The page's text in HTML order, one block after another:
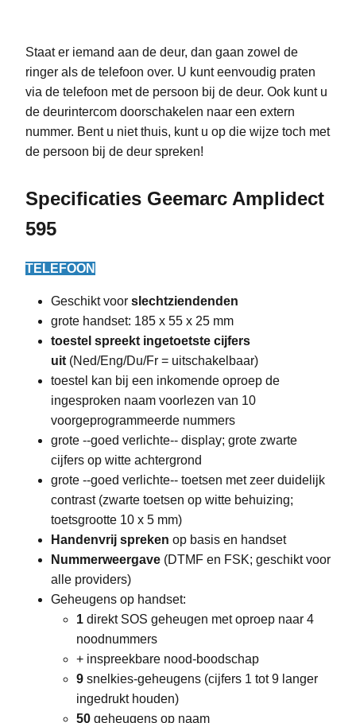
Staat er iemand aan de deur, dan gaan zowel de
ringer als de telefoon over. U kunt eenvoudig praten
via de telefoon met de persoon bij de deur. Ook kunt u
de deurintercom doorschakelen naar een extern
nummer. Bent u niet thuis, kunt u op die wijze toch met
de persoon bij de deur spreken!
Specificaties Geemarc Amplidect
595
TELEFOON
Geschikt voor slechtziendenden
grote handset: 185 x 55 x 25 mm
toestel spreekt ingetoetste cijfers
uit (Ned/Eng/Du/Fr = uitschakelbaar)
toestel kan bij een inkomende oproep de
ingesproken naam voorlezen van 10
voorgeprogrammeerde nummers
grote --goed verlichte-- display; grote zwarte
cijfers op witte achtergrond
grote --goed verlichte-- toetsen met zeer duidelijk
contrast (zwarte toetsen op witte behuizing;
toetsgrootte 10 x 5 mm)
Handenvrij spreken op basis en handset
Nummerweergave (DTMF en FSK; geschikt voor
alle providers)
Geheugens op handset:
1 direkt SOS geheugen met oproep naar 4
noodnummers
+ inspreekbare nood-boodschap
9 snelkies-geheugens (cijfers 1 tot 9 langer
ingedrukt houden)
50 geheugens op naam